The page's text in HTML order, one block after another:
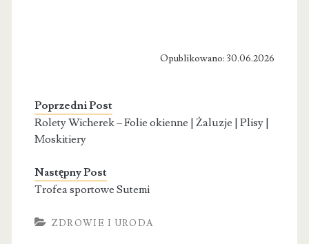
Opublikowano: 30.06.2026
Poprzedni Post
Rolety Wicherek – Folie okienne | Żaluzje | Plisy |
Moskitiery
Następny Post
Trofea sportowe Sutemi
ZDROWIE I URODA